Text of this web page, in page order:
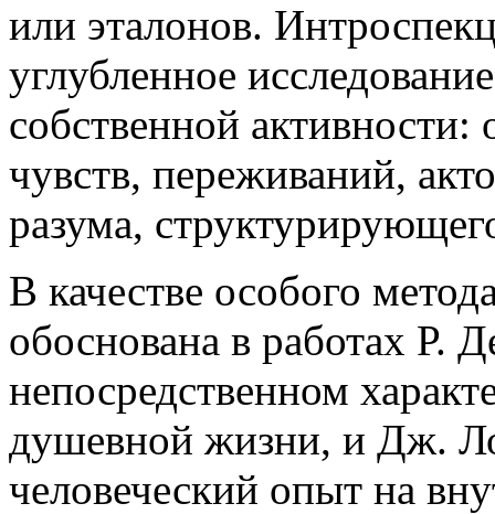
или эталонов.
углубленное
собственной
чувств, переживаний,
разума,
В качестве особого
обоснована в работах Р.
непосредственном
душевной жизни, и Дж.
человеческий опыт на